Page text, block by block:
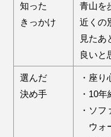
知った
きっかけ
青山を
近くの
見たあ
良いと
選んだ
決め手
・座り
・10
・ソ
ウォ